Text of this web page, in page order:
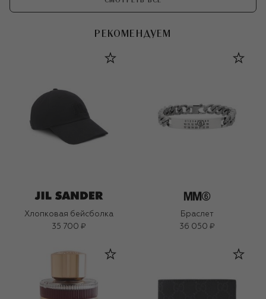
РЕКОМЕНДУЕМ
Хлопковая бейсболка
35 700 ₽
Браслет
36 050 ₽